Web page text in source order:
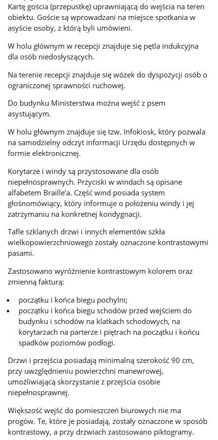
Kartę gościa (przepustkę) uprawniającą do wejścia na teren
obiektu. Goście są wprowadzani na miejsce spotkania w
asyście osoby, z którą byli umówieni.
W holu głównym w recepcji znajduje się pętla indukcyjna
dla osób niedosłyszących.
Na terenie recepcji znajduje się wózek do dyspozycji osób o
ograniczonej sprawności ruchowej.
Do budynku Ministerstwa można wejść z psem
asystującym.
W holu głównym znajduje się tzw. Infokiosk, który pozwala
na samodzielny odczyt informacji Urzędu dostępnych w
formie elektronicznej.
Korytarze i windy są przystosowane dla osób
niepełnosprawnych. Przyciski w windach są opisane
alfabetem Braille’a. Część wind posiada system
głośnomówiący, który informuje o położeniu windy i jej
zatrzymaniu na konkretnej kondygnacji.
Tafle szklanych drzwi i innych elementów szkła
wielkopowierzchniowego zostały oznaczone kontrastowymi
pasami.
Zastosowano wyróżnienie kontrastowym kolorem oraz
zmienną fakturą:
początku i końca biegu pochylni;
początku i końca biegu schodów przed wejściem do
budynku i schodów na klatkach schodowych, na
korytarzach na parterze i piętrach na początku i końcu
spadków poziomów podłogi.
Drzwi i przejścia posiadają minimalną szerokość 90 cm,
przy uwzględnieniu powierzchni manewrowej,
umożliwiającą skorzystanie z przejścia osobie
niepełnosprawnej.
Większość wejść do pomieszczeń biurowych nie ma
progów. Te, które je posiadają, zostały oznaczone w sposób
kontrastowy, a przy drzwiach zastosowano piktogramy.